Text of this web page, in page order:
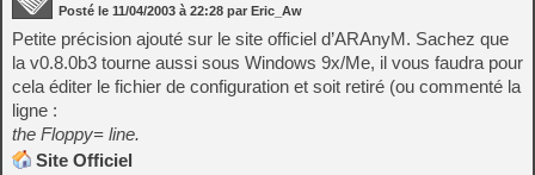
Posté le 11/04/2003 à 22:28 par Eric_Aw
Petite précision ajouté sur le site officiel d’ARAnyM. Sachez que
la v0.8.0b3 tourne aussi sous Windows 9x/Me, il vous faudra pour
cela éditer le fichier de configuration et soit retiré (ou commenté la
ligne :
the Floppy= line.
Site Officiel